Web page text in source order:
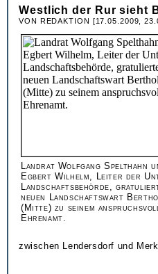
Westlich der Rur sieht
VON REDAKTION [17.05.2009,
Landrat Wolfgang Spelthahn
Egbert Wilhelm, Leiter der
Landschaftsbehörde,
neuen Landschaftswart
(Mitte) zu seinem
Ehrenamt.
zwischen Lendersdorf und